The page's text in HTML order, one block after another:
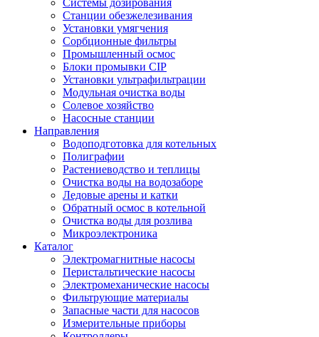
Системы дозирования
Станции обезжелезивания
Установки умягчения
Сорбционные фильтры
Промышленный осмос
Блоки промывки CIP
Установки ультрафильтрации
Модульная очистка воды
Солевое хозяйство
Насосные станции
Направления
Водоподготовка для котельных
Полиграфии
Растениеводство и теплицы
Очистка воды на водозаборе
Ледовые арены и катки
Обратный осмос в котельной
Очистка воды для розлива
Микроэлектроника
Каталог
Электромагнитные насосы
Перистальтические насосы
Электромеханические насосы
Фильтрующие материалы
Запасные части для насосов
Измерительные приборы